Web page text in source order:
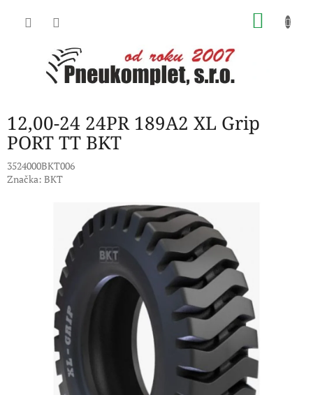
12,00-24 24PR 189A2 XL Grip
PORT TT BKT
3524000BKT006
Značka: BKT